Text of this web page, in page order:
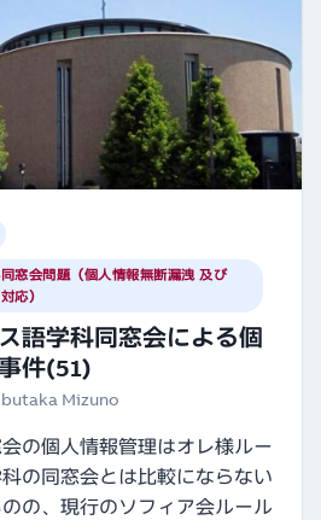
窓会問題（個人情報無断漏洩 及び
応）
語学科同窓会による個
件(51)
Mizuno
の個人情報管理はオレ様ルー
の同窓会とは比較にならない
の、現行のソフィア会ルール